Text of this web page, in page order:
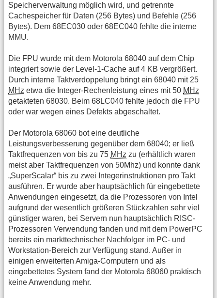
Speicherverwaltung möglich wird, und getrennte
Cachespeicher für Daten (256 Bytes) und Befehle (256
Bytes). Dem 68EC030 oder 68EC040 fehlte die interne
MMU.
Die FPU wurde mit dem Motorola 68040 auf dem Chip
integriert sowie der Level-1-Cache auf 4 KB vergrößert.
Durch interne Taktverdoppelung bringt ein 68040 mit 25
MHz etwa die Integer-Rechenleistung eines mit 50 MHz
getakteten 68030. Beim 68LC040 fehlte jedoch die FPU
oder war wegen eines Defekts abgeschaltet.
Der Motorola 68060 bot eine deutliche
Leistungsverbesserung gegenüber dem 68040; er ließ
Taktfrequenzen von bis zu 75 MHz zu (erhältlich waren
meist aber Taktfrequenzen von 50Mhz) und konnte dank
„SuperScalar“ bis zu zwei Integerinstruktionen pro Takt
ausführen. Er wurde aber hauptsächlich für eingebettete
Anwendungen eingesetzt, da die Prozessoren von Intel
aufgrund der wesentlich größeren Stückzahlen sehr viel
günstiger waren, bei Servern nun hauptsächlich RISC-
Prozessoren Verwendung fanden und mit dem PowerPC
bereits ein markttechnischer Nachfolger im PC- und
Workstation-Bereich zur Verfügung stand. Außer in
einigen erweiterten Amiga-Computern und als
eingebettetes System fand der Motorola 68060 praktisch
keine Anwendung mehr.